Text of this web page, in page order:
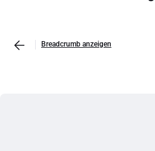
Breadcrumb anzeigen